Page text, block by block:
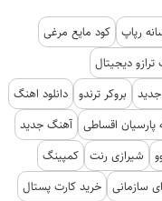
رپاپ کود مایع مرغی
دیجیتال
بروکر ترندو دانلود اهنگ
اقساطی آهنگ جدید
شیرازی رنت کمپینگ
سازمانی خرید کارت پستال